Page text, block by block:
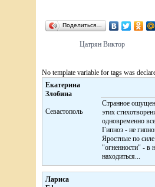
Поделиться…
Цатрян Виктор
No template variable for tags was
Екатерина
Злобина
Cевастополь
Странное
этих
одновременно
Гипноз - не
Яростные по
"огненности" - в
находиться...
Лариса